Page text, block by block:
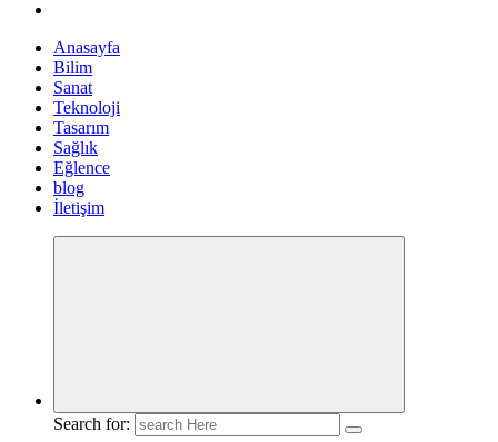
Anasayfa
Bilim
Sanat
Teknoloji
Tasarım
Sağlık
Eğlence
blog
İletişim
Search for: